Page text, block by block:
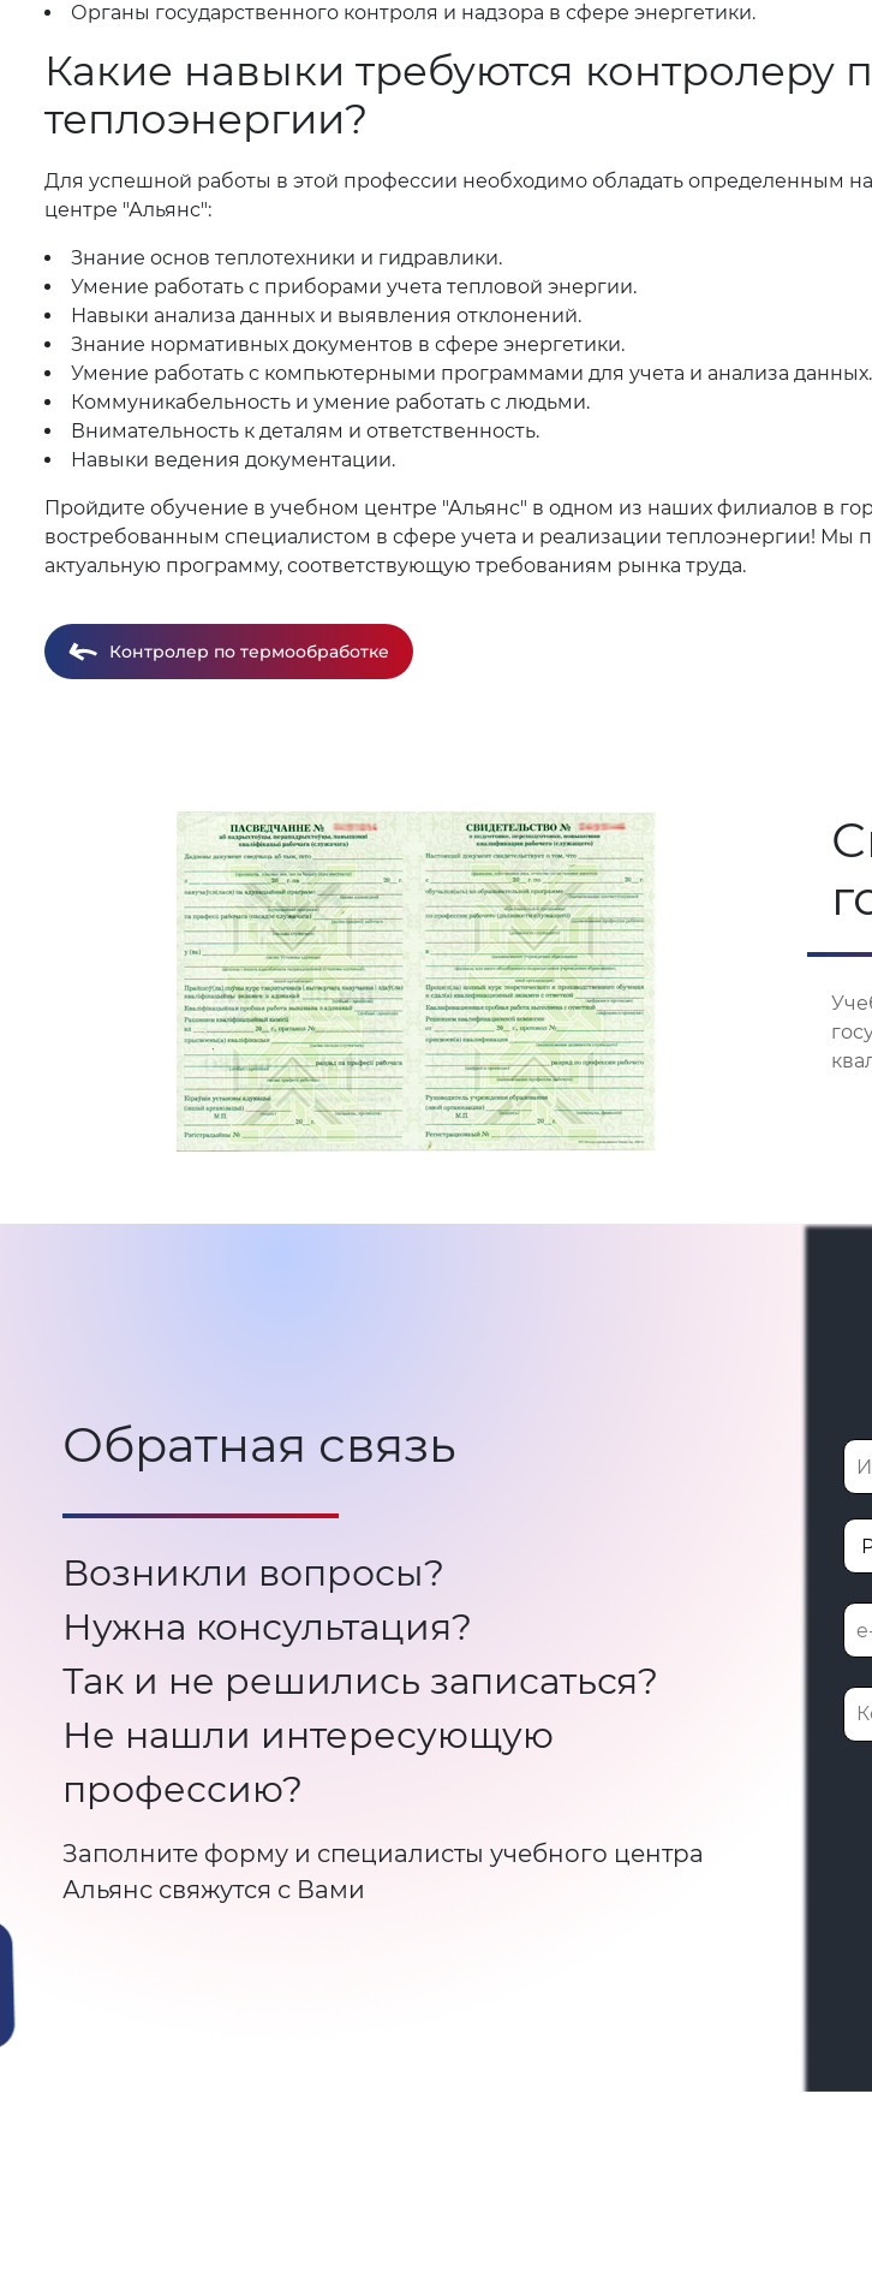
Органы государственного контроля и надзора в сфере энергетики.
Какие навыки требуются контролеру
теплоэнергии?
Для успешной работы в этой профессии необходимо обладать определенным
центре "Альянс":
Знание основ теплотехники и гидравлики.
Умение работать с приборами учета тепловой энергии.
Навыки анализа данных и выявления отклонений.
Знание нормативных документов в сфере энергетики.
Умение работать с компьютерными программами для учета и анализа данных.
Коммуникабельность и умение работать с людьми.
Внимательность к деталям и ответственность.
Навыки ведения документации.
Пройдите обучение в учебном центре "Альянс" в одном из наших филиалов в
востребованным специалистом в сфере учета и реализации теплоэнергии! Мы
актуальную программу, соответствующую требованиям рынка труда.
Контролер по термообработке
Обратная связь
Возникли вопросы?
Нужна консультация?
Так и не решились записаться?
Не нашли интересующую
профессию?
Заполните форму и специалисты учебного центра
Альянс свяжутся с Вами